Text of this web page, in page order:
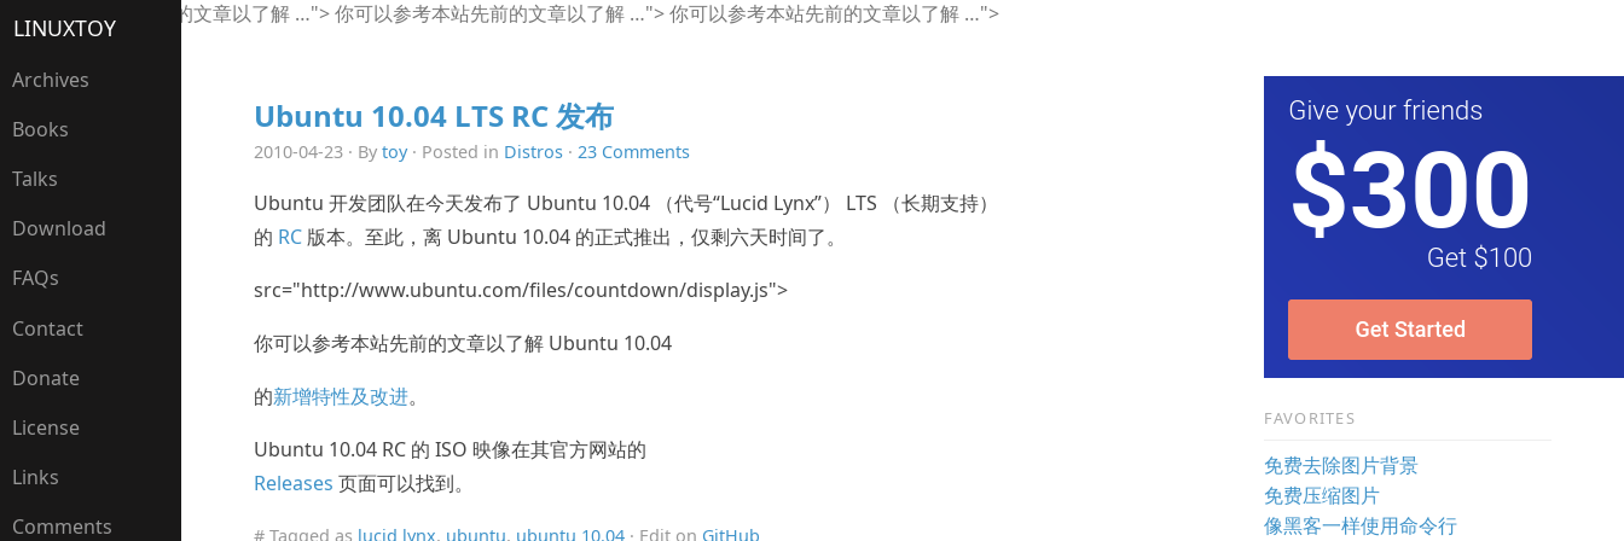
你可以参考本站先前的文章以了解 …">你可以参考本站先前的文章以了解 …">你可以参考本站先前的文章以了解 …">
LINUXTOY
Archives
Books
Talks
Download
FAQs
Contact
Donate
License
Links
Comments
Ubuntu 10.04 LTS RC 发布
2010-04-23 · By toy· Posted in Distros· 23 Comments
Ubuntu 开发团队在今天发布了 Ubuntu 10.04 （代号“Lucid Lynx”） LTS （长期支持）
的 RC版本。至此，离 Ubuntu 10.04 的正式推出，仅剩六天时间了。
src="http://www.ubuntu.com/files/countdown/display.js">
你可以参考本站先前的文章以了解 Ubuntu 10.04
的新增特性及改进。
Ubuntu 10.04 RC 的 ISO 映像在其官方网站的
Releases 页面可以找到。
# Tagged as lucid lynx, ubuntu, ubuntu 10.04· Edit on GitHub
FAVORITES
免费去除图片背景
免费压缩图片
像黑客一样使用命令行